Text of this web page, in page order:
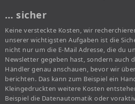
… sicher
Keine versteckte Kosten, wir
unserer wichtigsten Aufgaben ist die
nicht nur um die E-Mail Adresse, die du
Newsletter gegeben hast, sondern auch
Händler genau anschauen, bevor wir
berichten. Das kann zum Beispiel ein
Kleingedruckten weitere Kosten
Beispiel die Datenautomatik oder